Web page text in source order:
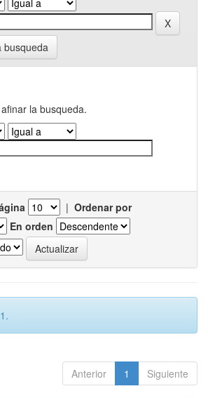
busqueda
la busqueda.
| Ordenar por
En orden
Anterior 1 Siguiente